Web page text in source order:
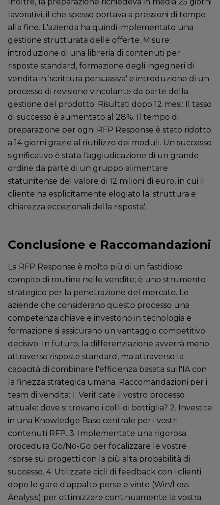
lavorativi, il che spesso portava a pressioni di tempo
alla fine. L'azienda ha quindi implementato una
gestione strutturata delle offerte. Misure:
introduzione di una libreria di contenuti per
risposte standard, formazione degli ingegneri di
vendita in 'scrittura persuasiva' e introduzione di un
processo di revisione vincolante da parte della
gestione del prodotto. Risultati dopo 12 mesi: Il tasso
di successo è aumentato al 28%. Il tempo di
preparazione per ogni RFP Response è stato ridotto
a 14 giorni grazie al riutilizzo dei moduli. Un successo
significativo è stata l'aggiudicazione di un grande
ordine da parte di un gruppo alimentare
statunitense del valore di 12 milioni di euro, in cui il
cliente ha esplicitamente elogiato la 'struttura e
chiarezza eccezionali della risposta'.
Conclusione e Raccomandazioni
La RFP Response è molto più di un fastidioso
compito di routine nelle vendite; è uno strumento
strategico per la penetrazione del mercato. Le
aziende che considerano questo processo una
competenza chiave e investono in tecnologia e
formazione si assicurano un vantaggio competitivo
decisivo. In futuro, la differenziazione avverrà meno
attraverso risposte standard, ma attraverso la
capacità di combinare l'efficienza basata sull'IA con
la finezza strategica umana. Raccomandazioni per i
team di vendita: 1. Verificate il vostro processo
attuale: dove si trovano i colli di bottiglia? 2. Investite
in una Knowledge Base centrale per i vostri
contenuti RFP. 3. Implementate una rigorosa
procedura Go/No-Go per focalizzare le vostre
risorse sui progetti con la più alta probabilità di
successo. 4. Utilizzate cicli di feedback con i clienti
dopo le gare d'appalto perse e vinte (Win/Loss
Analysis) per ottimizzare continuamente la vostra